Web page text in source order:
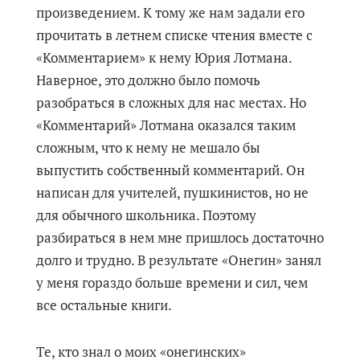
произведением. К тому же нам задали его
прочитать в летнем списке чтения вместе с
«Комментарием» к нему Юрия Лотмана.
Наверное, это должно было помочь
разобраться в сложных для нас местах. Но
«Комментарий» Лотмана оказался таким
сложным, что к нему не мешало бы
выпустить собственный комментарий. Он
написан для учителей, пушкинистов, но не
для обычного школьника. Поэтому
разбираться в нем мне пришлось достаточно
долго и трудно. В результате «Онегин» занял
у меня гораздо больше времени и сил, чем
все остальные книги.
Те, кто знал о моих «онегинских»